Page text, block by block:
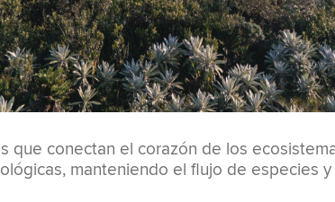
que conectan el corazón de los
manteniendo el flujo de especies